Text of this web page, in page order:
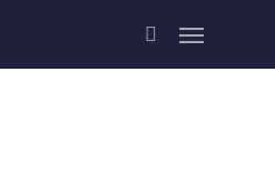
search
Menu